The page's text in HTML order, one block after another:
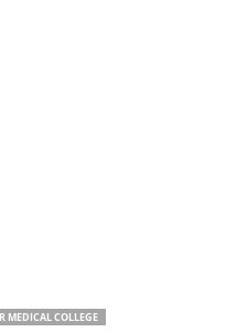
MEDICAL COLLEGE